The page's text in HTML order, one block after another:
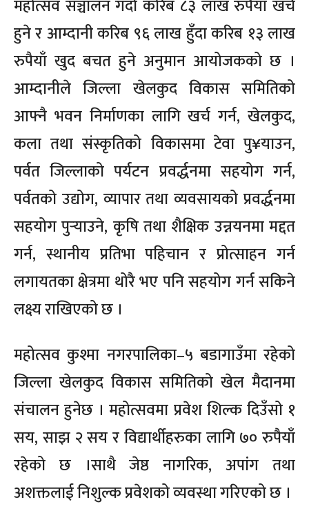
महोत्सव सञ्चालन गर्दा करिब ८३ लाख रुपैयाँ खर्च
हुने र आम्दानी करिब ९६ लाख हुँदा करिब १३ लाख
रुपैयाँ खुद बचत हुने अनुमान आयोजकको छ ।
आम्दानीले जिल्ला खेलकुद विकास समितिको
आफ्नै भवन निर्माणका लागि खर्च गर्न, खेलकुद,
कला तथा संस्कृतिको विकासमा टेवा पु¥याउन,
पर्वत जिल्लाको पर्यटन प्रवर्द्धनमा सहयोग गर्न,
पर्वतको उद्योग, व्यापार तथा व्यवसायको प्रवर्द्धनमा
सहयोग पुर्‍याउने, कृषि तथा शैक्षिक उन्नयनमा मद्दत
गर्न, स्थानीय प्रतिभा पहिचान र प्रोत्साहन गर्न
लगायतका क्षेत्रमा थोरै भए पनि सहयोग गर्न सकिने
लक्ष्य राखिएको छ ।
महोत्सव कुश्मा नगरपालिका–५ बडागाउँमा रहेको
जिल्ला खेलकुद विकास समितिको खेल मैदानमा
संचालन हुनेछ । महोत्सवमा प्रवेश शिल्क दिउँसो १
सय, साझ २ सय र विद्यार्थीहरुका लागि ७० रुपैयाँ
रहेको छ ।साथै जेष्ठ नागरिक, अपांग तथा
अशक्तलाई निशुल्क प्रवेशको व्यवस्था गरिएको छ ।